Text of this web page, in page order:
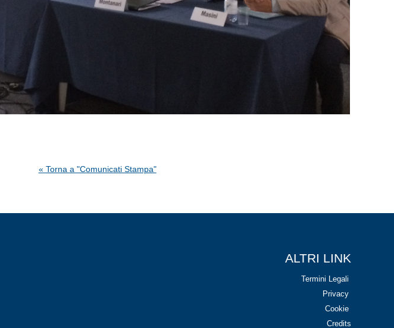
« Torna a "Comunicati Stampa"
ALTRI LINK
Termini Legali
Privacy
Cookie
Credits